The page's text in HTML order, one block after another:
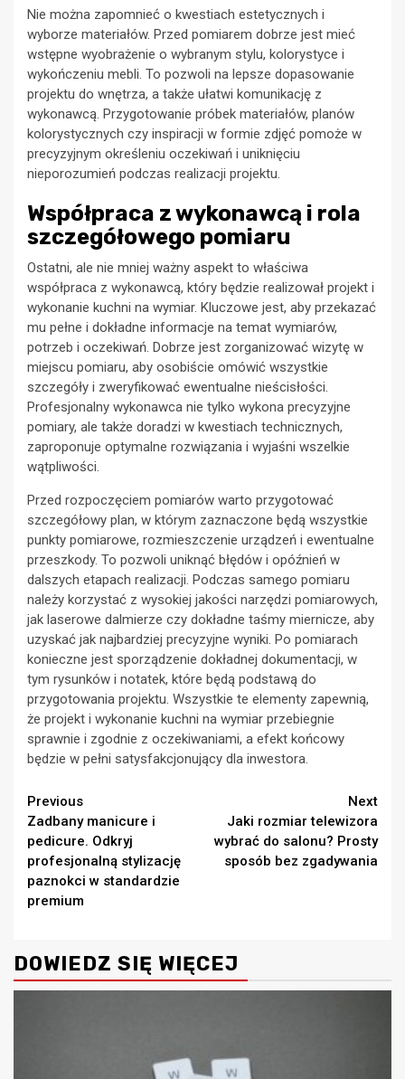
Nie można zapomnieć o kwestiach estetycznych i
wyborze materiałów. Przed pomiarem dobrze jest mieć
wstępne wyobrażenie o wybranym stylu, kolorystyce i
wykończeniu mebli. To pozwoli na lepsze dopasowanie
projektu do wnętrza, a także ułatwi komunikację z
wykonawcą. Przygotowanie próbek materiałów, planów
kolorystycznych czy inspiracji w formie zdjęć pomoże w
precyzyjnym określeniu oczekiwań i uniknięciu
nieporozumień podczas realizacji projektu.
Współpraca z wykonawcą i rola
szczegółowego pomiaru
Ostatni, ale nie mniej ważny aspekt to właściwa
współpraca z wykonawcą, który będzie realizował projekt i
wykonanie kuchni na wymiar. Kluczowe jest, aby przekazać
mu pełne i dokładne informacje na temat wymiarów,
potrzeb i oczekiwań. Dobrze jest zorganizować wizytę w
miejscu pomiaru, aby osobiście omówić wszystkie
szczegóły i zweryfikować ewentualne nieścisłości.
Profesjonalny wykonawca nie tylko wykona precyzyjne
pomiary, ale także doradzi w kwestiach technicznych,
zaproponuje optymalne rozwiązania i wyjaśni wszelkie
wątpliwości.
Przed rozpoczęciem pomiarów warto przygotować
szczegółowy plan, w którym zaznaczone będą wszystkie
punkty pomiarowe, rozmieszczenie urządzeń i ewentualne
przeszkody. To pozwoli uniknąć błędów i opóźnień w
dalszych etapach realizacji. Podczas samego pomiaru
należy korzystać z wysokiej jakości narzędzi pomiarowych,
jak laserowe dalmierze czy dokładne taśmy miernicze, aby
uzyskać jak najbardziej precyzyjne wyniki. Po pomiarach
konieczne jest sporządzenie dokładnej dokumentacji, w
tym rysunków i notatek, które będą podstawą do
przygotowania projektu. Wszystkie te elementy zapewnią,
że projekt i wykonanie kuchni na wymiar przebiegnie
sprawnie i zgodnie z oczekiwaniami, a efekt końcowy
będzie w pełni satysfakcjonujący dla inwestora.
Continue
Reading
Previous
Zadbany manicure i
pedicure. Odkryj
profesjonalną stylizację
paznokci w standardzie
premium
Next
Jaki rozmiar telewizora
wybrać do salonu? Prosty
sposób bez zgadywania
DOWIEDZ SIĘ WIĘCEJ